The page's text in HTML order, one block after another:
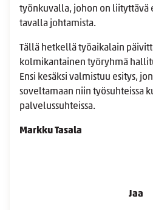
työnkuvalla, johon on
tavalla johtamista.
Tällä hetkellä työaikalain
kolmikantainen työryhmä
Ensi kesäksi valmistuu esitys,
soveltamaan niin työsuhteissa
palvelussuhteissa.
Markku Tasala
Jaa